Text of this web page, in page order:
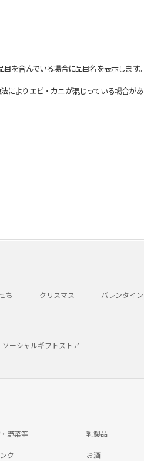
を含んでいる場合に品目名を表示します。
よりエビ・カニが混じっている場合が
ち クリスマス バレンタイン
ソーシャルギフトストア
野菜等 乳製品
ク お酒